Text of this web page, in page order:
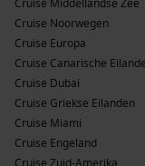
Cruise Middellandse Zee
Cruise Noorwegen
Cruise Europa
Cruise Canarische
Cruise Dubai
Cruise Griekse Eilanden
Cruise Miami
Cruise Engeland